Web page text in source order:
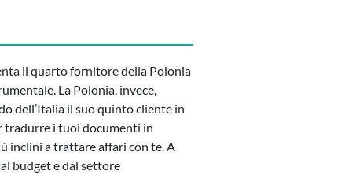
il quarto fornitore della Polonia
La Polonia, invece,
dell’Italia il suo quinto cliente in
tradurre i tuoi documenti in
inclini a trattare affari con te. A
budget e dal settore